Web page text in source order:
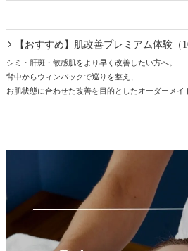
【おすすめ】肌改善プレミアム体験（
シミ・肝斑・敏感肌をより早く改善したい方へ。
背中からウィンバックで巡りを整え、
お肌状態に合わせた改善を目的としたオーダーメイ